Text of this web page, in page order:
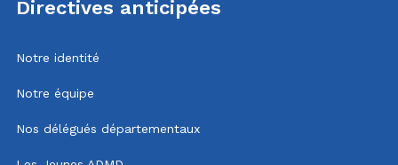
Directives anticipées
Notre identité
Notre équipe
Nos délégués départementaux